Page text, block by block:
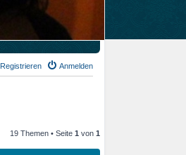
Anmelden
Registrieren
19 Themen • Seite 1 von 1